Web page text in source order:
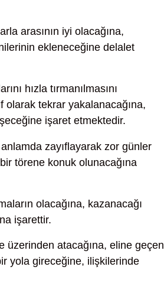
arasının iyi olacağına,
ekleneceğine delalet
hızla tırmanılmasını
olarak tekrar yakalanacağına,
işaret etmektedir.
zayıflayarak zor günler
törene konuk olunacağına
olacağına, kazanacağı
işarettir.
üzerinden atacağına, eline geçen
yola gireceğine, ilişkilerinde